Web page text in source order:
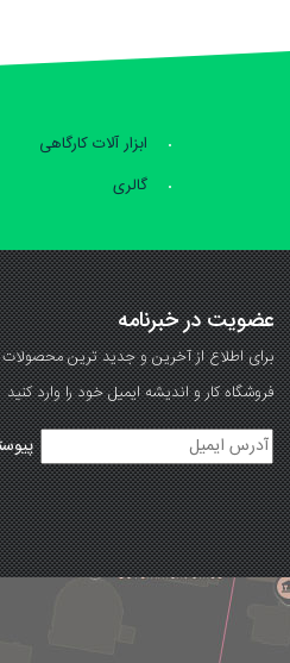
ابزار آلات کارگاهی
گالری
عضویت در خبرنامه
برای اطلاع از آخرین و جدید ترین محصولات
فروشگاه کار و اندیشه ایمیل خود را وارد کنید